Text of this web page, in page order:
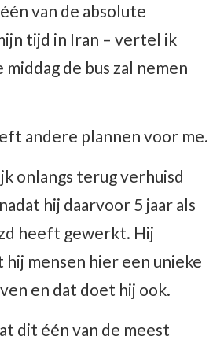
van de absolute
tijd in Iran – vertel ik
middag de bus zal nemen
andere plannen voor me.
onlangs terug verhuisd
hij daarvoor 5 jaar als
heeft gewerkt. Hij
mensen hier een unieke
en dat doet hij ook.
dit één van de meest